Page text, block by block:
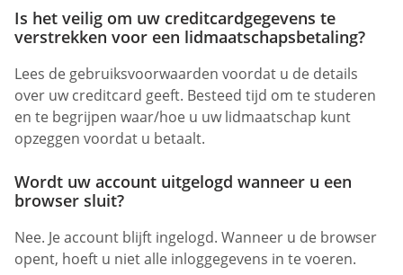
Is het veilig om uw creditcardgegevens te
verstrekken voor een lidmaatschapsbetaling?
Lees de gebruiksvoorwaarden voordat u de details
over uw creditcard geeft. Besteed tijd om te studeren
en te begrijpen waar/hoe u uw lidmaatschap kunt
opzeggen voordat u betaalt.
Wordt uw account uitgelogd wanneer u een
browser sluit?
Nee. Je account blijft ingelogd. Wanneer u de browser
opent, hoeft u niet alle inloggegevens in te voeren.